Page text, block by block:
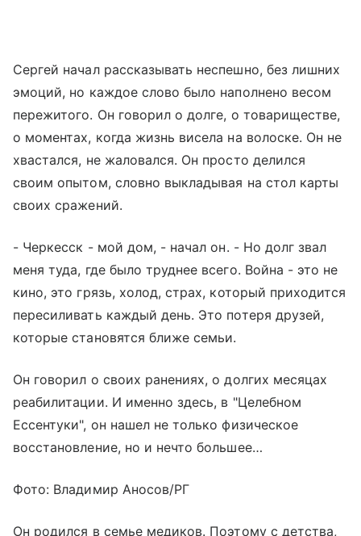
Сергей начал рассказывать неспешно, без лишних
эмоций, но каждое слово было наполнено весом
пережитого. Он говорил о долге, о товариществе,
о моментах, когда жизнь висела на волоске. Он не
хвастался, не жаловался. Он просто делился
своим опытом, словно выкладывая на стол карты
своих сражений.
- Черкесск - мой дом, - начал он. - Но долг звал
меня туда, где было труднее всего. Война - это не
кино, это грязь, холод, страх, который приходится
пересиливать каждый день. Это потеря друзей,
которые становятся ближе семьи.
Он говорил о своих ранениях, о долгих месяцах
реабилитации. И именно здесь, в "Целебном
Ессентуки", он нашел не только физическое
восстановление, но и нечто большее…
Фото: Владимир Аносов/РГ
Он родился в семье медиков. Поэтому с детства,